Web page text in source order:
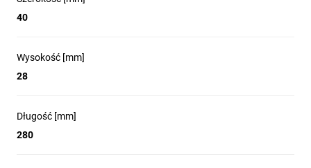
40
Wysokość [mm]
28
Długość [mm]
280